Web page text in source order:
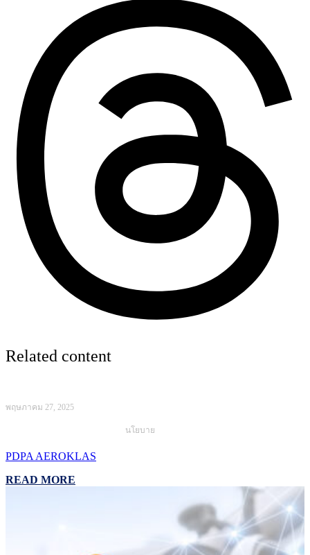
Related content
พฤษภาคม 27, 2025
นโยบาย
PDPA AEROKLAS
READ MORE